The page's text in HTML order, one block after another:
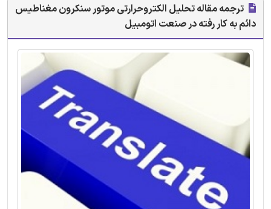
ترجمه مقاله تحلیل الکتروحرارتی موتور سنکرون مغناطیس
‌دائم به کار رفته در صنعت اتومبیل